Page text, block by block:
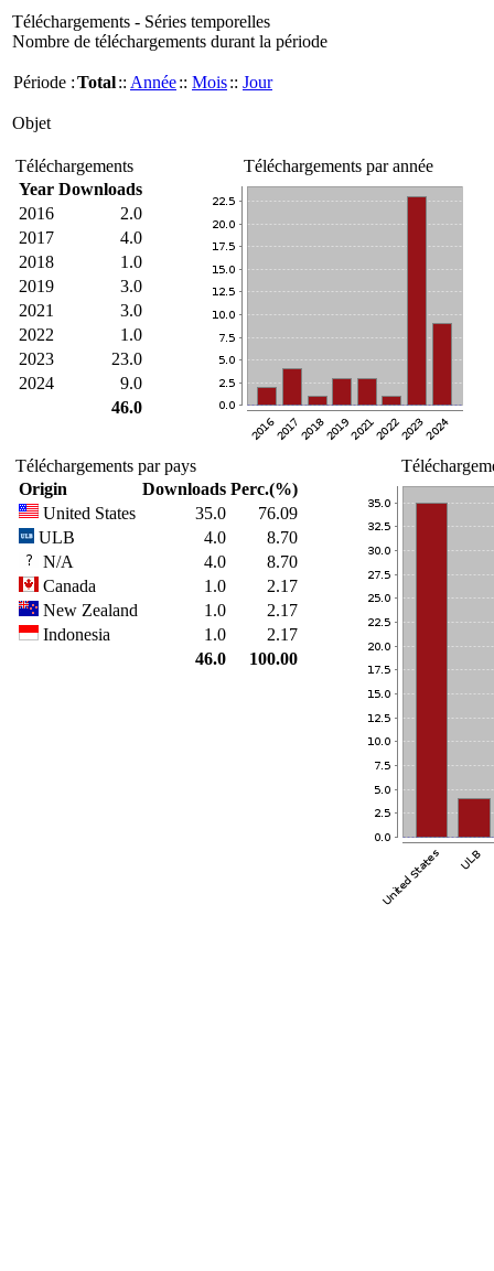
Téléchargements - Séries temporelles
Nombre de téléchargements durant la période
Période :Total:: Année:: Mois:: Jour
Objet
Téléchargements
Year Downloads
2016
2.0
2017
4.0
2018
1.0
2019
3.0
2021
3.0
2022
1.0
2023
23.0
2024
9.0
46.0
Téléchargements par année
Téléchargements par pays
Origin
Downloads Perc.(%)
United States
35.0
76.09
ULB
4.0
8.70
N/A
4.0
8.70
Canada
1.0
2.17
New Zealand
1.0
2.17
Indonesia
1.0
2.17
46.0
100.00